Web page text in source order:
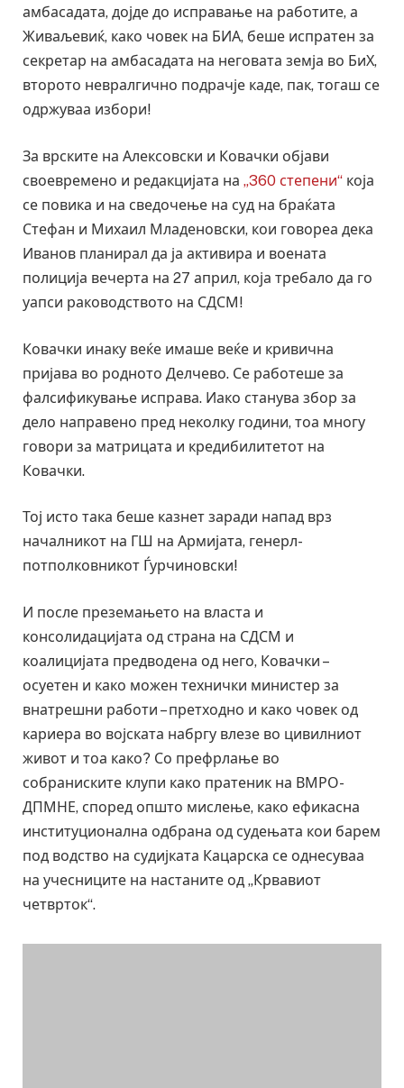
амбасадата, дојде до исправање на работите, а
Живаљевиќ, како човек на БИА, беше испратен за
секретар на амбасадата на неговата земја во БиХ,
второто невралгично подрачје каде, пак, тогаш се
одржуваа избори!
За врските на Алексовски и Ковачки објави
своевремено и редакцијата на „360 степени“ која
се повика и на сведочење на суд на браќата
Стефан и Михаил Младеновски, кои говореа дека
Иванов планирал да ја активира и воената
полиција вечерта на 27 април, која требало да го
уапси раководството на СДСМ!
Ковачки инаку веќе имаше веќе и кривична
пријава во родното Делчево. Се работеше за
фалсификување исправа. Иако станува збор за
дело направено пред неколку години, тоа многу
говори за матрицата и кредибилитетот на
Ковачки.
Тој исто така беше казнет заради напад врз
началникот на ГШ на Армијата, генерл-
потполковникот Ѓурчиновски!
И после преземањето на власта и
консолидацијата од страна на СДСМ и
коалицијата предводена од него, Ковачки –
осуетен и како можен технички министер за
внатрешни работи – претходно и како човек од
кариера во војската набргу влезе во цивилниот
живот и тоа како? Со префрлање во
собраниските клупи како пратеник на ВМРО-
ДПМНЕ, според општо мислење, како ефикасна
институционална одбрана од судењата кои барем
под водство на судијката Кацарска се однесуваа
на учесниците на настаните од „Крвавиот
четврток“.